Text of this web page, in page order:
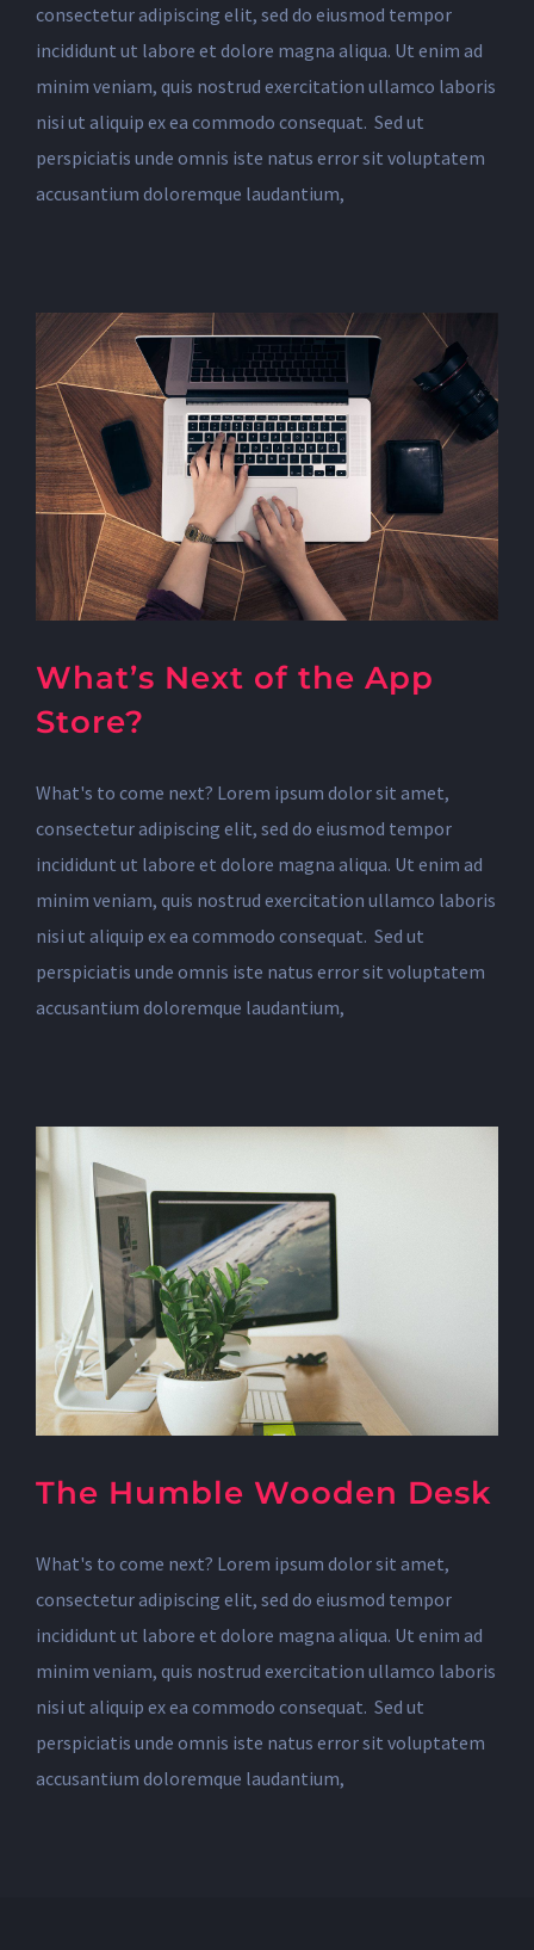
consectetur adipiscing elit, sed do eiusmod tempor
incididunt ut labore et dolore magna aliqua. Ut enim ad
minim veniam, quis nostrud exercitation ullamco laboris
nisi ut aliquip ex ea commodo consequat. Sed ut
perspiciatis unde omnis iste natus error sit voluptatem
accusantium doloremque laudantium,
What’s Next of the App
Store?
What's to come next? Lorem ipsum dolor sit amet,
consectetur adipiscing elit, sed do eiusmod tempor
incididunt ut labore et dolore magna aliqua. Ut enim ad
minim veniam, quis nostrud exercitation ullamco laboris
nisi ut aliquip ex ea commodo consequat. Sed ut
perspiciatis unde omnis iste natus error sit voluptatem
accusantium doloremque laudantium,
The Humble Wooden Desk
What's to come next? Lorem ipsum dolor sit amet,
consectetur adipiscing elit, sed do eiusmod tempor
incididunt ut labore et dolore magna aliqua. Ut enim ad
minim veniam, quis nostrud exercitation ullamco laboris
nisi ut aliquip ex ea commodo consequat. Sed ut
perspiciatis unde omnis iste natus error sit voluptatem
accusantium doloremque laudantium,